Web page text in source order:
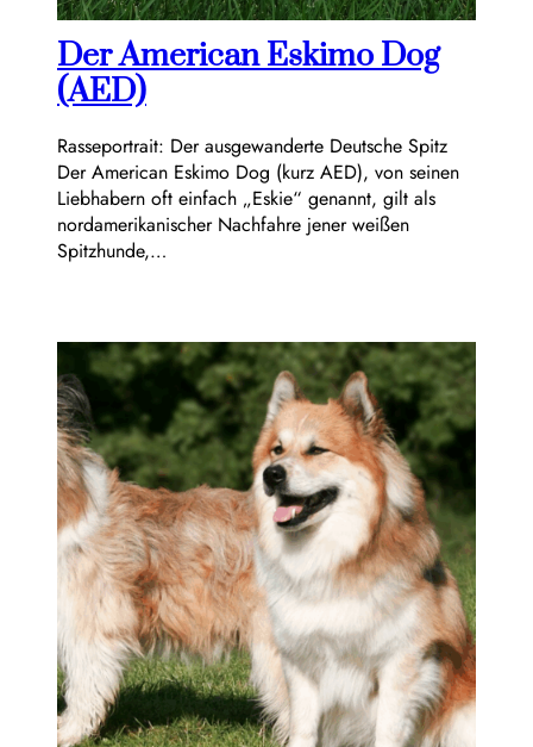
Der American Eskimo Dog
(AED)
Rasseportrait: Der ausgewanderte Deutsche Spitz
Der American Eskimo Dog (kurz AED), von seinen
Liebhabern oft einfach „Eskie“ genannt, gilt als
nordamerikanischer Nachfahre jener weißen
Spitzhunde,…